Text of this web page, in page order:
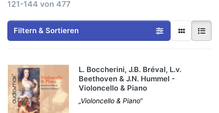
121-144 von 477
Filtern & Sortieren
L. Boccherini, J.B. Bréval, L.v.
Beethoven & J.N. Hummel -
Violoncello & Piano
„Violoncello & Piano“